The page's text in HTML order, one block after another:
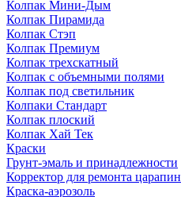
Колпак Мини-Дым
Колпак Пирамида
Колпак Стэп
Колпак Премиум
Колпак трехскатный
Колпак с объемными полями
Колпак под светильник
Колпаки Стандарт
Колпак плоский
Колпак Хай Тек
Краски
Грунт-эмаль и принадлежности
Корректор для ремонта царапин
Краска-аэрозоль